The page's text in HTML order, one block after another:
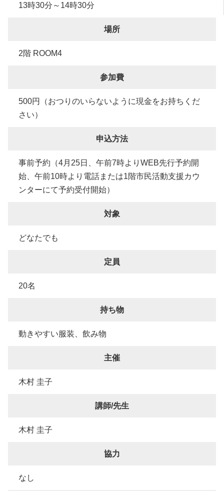
13時30分～14時30分
場所
2階 ROOM4
参加費
500円（おつりのいらないように現金をお持ちくだ
さい）
申込方法
事前予約（4月25日、午前7時よりWEB先行予約開
始、午前10時より電話または1階市民活動支援カウ
ンターにて予約受付開始）
対象
どなたでも
定員
20名
持ち物
動きやすい服装、飲み物
主催
木村 圭子
講師/先生
木村 圭子
協力
なし